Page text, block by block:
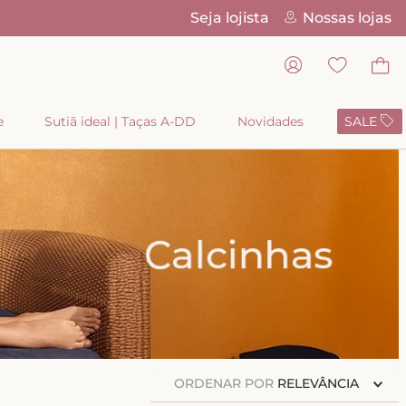
Pix
Seja lojista Nossas lojas
Sutiã ideal | Taças A-DD Novidades SALE
ORDENAR POR RELEVÂNCIA